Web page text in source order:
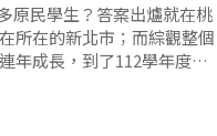
原民學生？答案出爐就在桃
所在的新北市；而綜觀整個
年成長，到了112學年度為